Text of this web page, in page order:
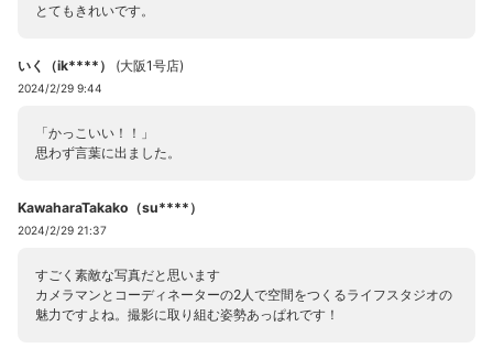
とてもきれいです。
いく（ik****） (大阪1号店)
2024/2/29 9:44
「かっこいい！！」
思わず言葉に出ました。
KawaharaTakako（su****）
2024/2/29 21:37
すごく素敵な写真だと思います
カメラマンとコーディネーターの2人で空間をつくるライフスタジオの
魅力ですよね。撮影に取り組む姿勢あっぱれです！